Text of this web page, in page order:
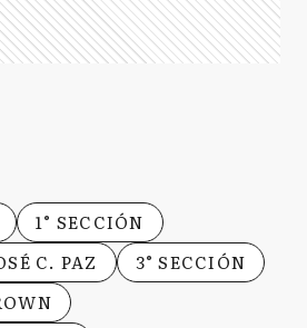
1° SECCIÓN
C. PAZ
3° SECCIÓN